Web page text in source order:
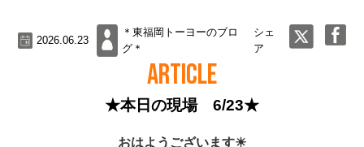
2026.06.23
＊東福岡トーヨーのブロ
グ＊
シェ
ア
ARTICLE
★本日の現場 6/23★